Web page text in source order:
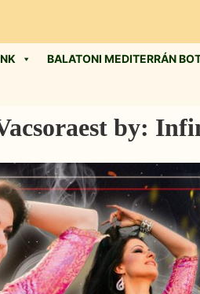
BALATONI MEDITERRÁN
by: